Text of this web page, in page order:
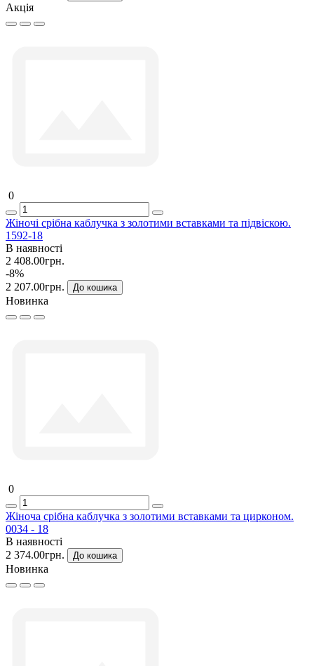
Акція
0
Жіночі срібна каблучка з золотими вставками та підвіскою.
1592-18
В наявності
2 408.00грн.
-8%
2 207.00грн.
До кошика
Новинка
0
Жіноча срібна каблучка з золотими вставками та цирконом.
0034 - 18
В наявності
2 374.00грн.
До кошика
Новинка